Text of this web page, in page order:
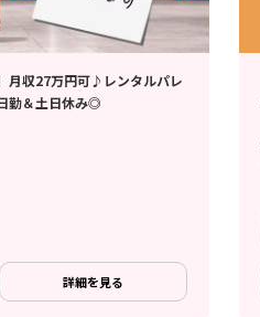
月収27万円可♪レンタルパレ
勤＆土日休み◎
詳細を見る